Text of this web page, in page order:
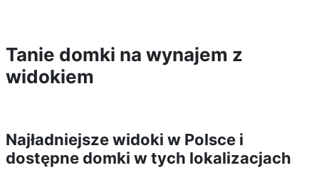
Tanie domki na wynajem z
widokiem
Najładniejsze widoki w Polsce i
dostępne domki w tych lokalizacjach